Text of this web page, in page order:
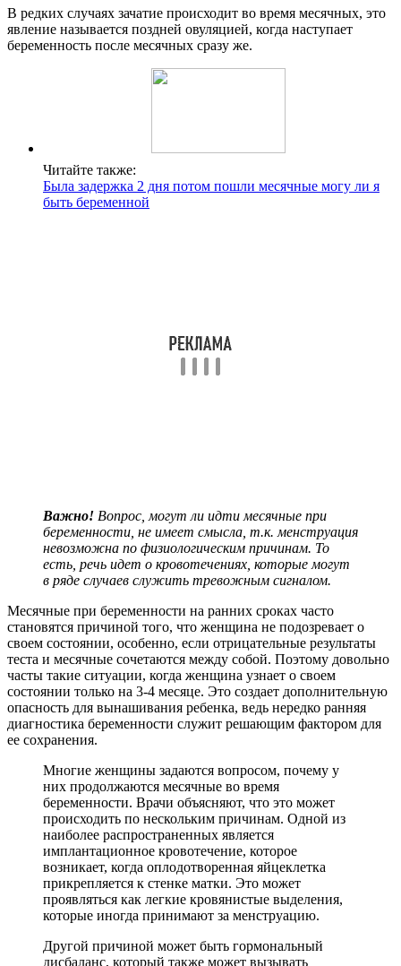
В редких случаях зачатие происходит во время месячных, это
явление называется поздней овуляцией, когда наступает
беременность после месячных сразу же.
Читайте также:
Была задержка 2 дня потом пошли месячные могу ли я
быть беременной
Важно! Вопрос, могут ли идти месячные при
беременности, не имеет смысла, т.к. менструация
невозможна по физиологическим причинам. То
есть, речь идет о кровотечениях, которые могут
в ряде случаев служить тревожным сигналом.
Месячные при беременности на ранних сроках часто
становятся причиной того, что женщина не подозревает о
своем состоянии, особенно, если отрицательные результаты
теста и месячные сочетаются между собой. Поэтому довольно
часты такие ситуации, когда женщина узнает о своем
состоянии только на 3-4 месяце. Это создает дополнительную
опасность для вынашивания ребенка, ведь нередко ранняя
диагностика беременности служит решающим фактором для
ее сохранения.
Многие женщины задаются вопросом, почему у
них продолжаются месячные во время
беременности. Врачи объясняют, что это может
происходить по нескольким причинам. Одной из
наиболее распространенных является
имплантационное кровотечение, которое
возникает, когда оплодотворенная яйцеклетка
прикрепляется к стенке матки. Это может
проявляться как легкие кровянистые выделения,
которые иногда принимают за менструацию.
Другой причиной может быть гормональный
дисбаланс, который также может вызывать